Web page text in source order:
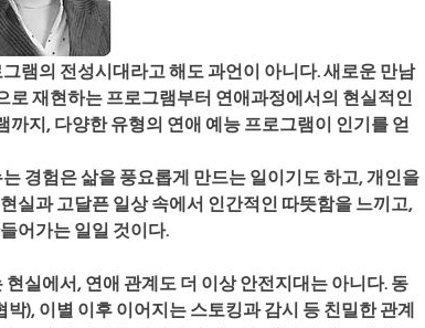
재현하는 프로그램부터 연애과정에서의 현실적인
지, 다양한 유형의 연애 예능 프로그램이 인기를 얻
경험은 삶을 풍요롭게 만드는 일이기도 하고, 개인을
실과 고달픈 일상 속에서 인간적인 따뜻함을 느끼고,
어가는 일일 것이다.
실에서, 연애 관계도 더 이상 안전지대는 아니다. 동
), 이별 이후 이어지는 스토킹과 감시 등 친밀한 관계